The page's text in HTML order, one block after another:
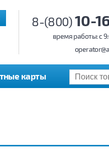
8-(800)10-
время работы: c
карты